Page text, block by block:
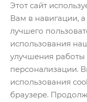
Этот сайт
Вам в навигации,
лучшего
использования
улучшения работы
персонализации.
использования
браузере.